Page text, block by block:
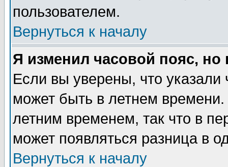
пользователем.
Вернуться к началу
Я изменил часовой пояс,
Если вы уверены, что указали
может быть в летнем
летним временем, так что в
может появляться разница в
Вернуться к началу